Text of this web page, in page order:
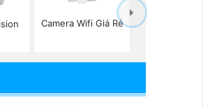
Camera Wifi Giá Rẻ